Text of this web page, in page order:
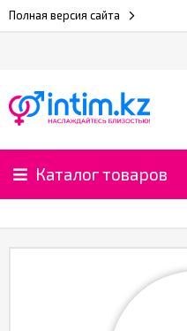
Полная версия сайта
Каталог товаров